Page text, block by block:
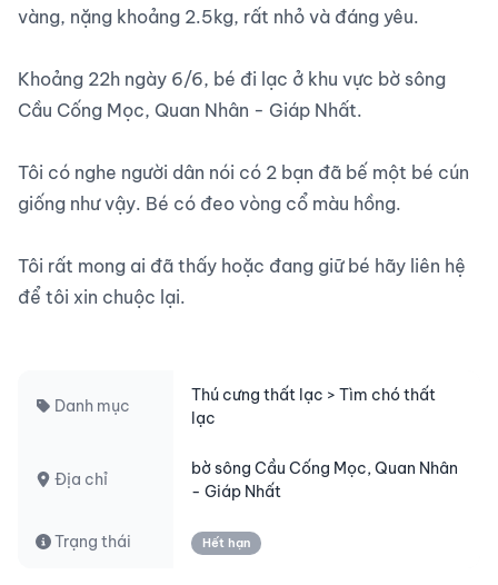
vàng, nặng khoảng 2.5kg, rất nhỏ và đáng yêu.
Khoảng 22h ngày 6/6, bé đi lạc ở khu vực bờ sông
Cầu Cống Mọc, Quan Nhân - Giáp Nhất.
Tôi có nghe người dân nói có 2 bạn đã bế một bé cún
giống như vậy. Bé có đeo vòng cổ màu hồng.
Tôi rất mong ai đã thấy hoặc đang giữ bé hãy liên hệ
để tôi xin chuộc lại.
Danh mục
Thú cưng thất lạc > Tìm chó thất
lạc
Địa chỉ
bờ sông Cầu Cống Mọc, Quan Nhân
- Giáp Nhất
Trạng thái Hết hạn